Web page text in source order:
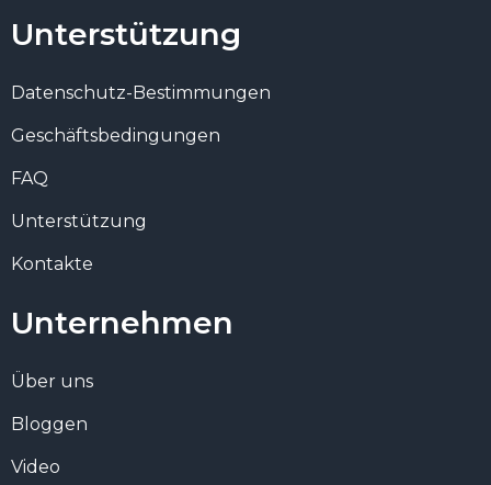
Unterstützung
Datenschutz-Bestimmungen
Geschäftsbedingungen
FAQ
Unterstützung
Kontakte
Unternehmen
Über uns
Bloggen
Video